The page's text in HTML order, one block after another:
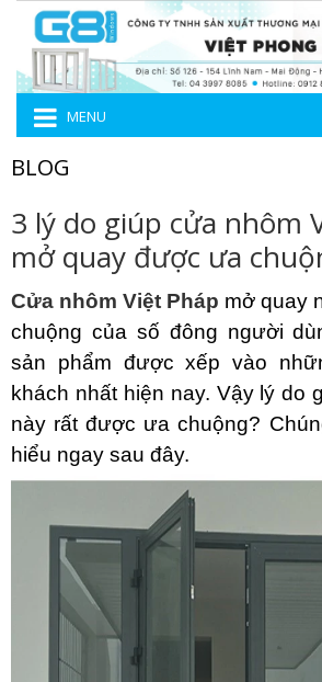
MENU
BLOG
3 lý do giúp cửa nhôm
mở quay được ưa
Cửa nhôm Việt Pháp mở quay
chuộng của số đông người
sản phẩm được xếp vào
khách nhất hiện nay. Vậy lý do
này rất được ưa chuộng?
hiểu ngay sau đây.